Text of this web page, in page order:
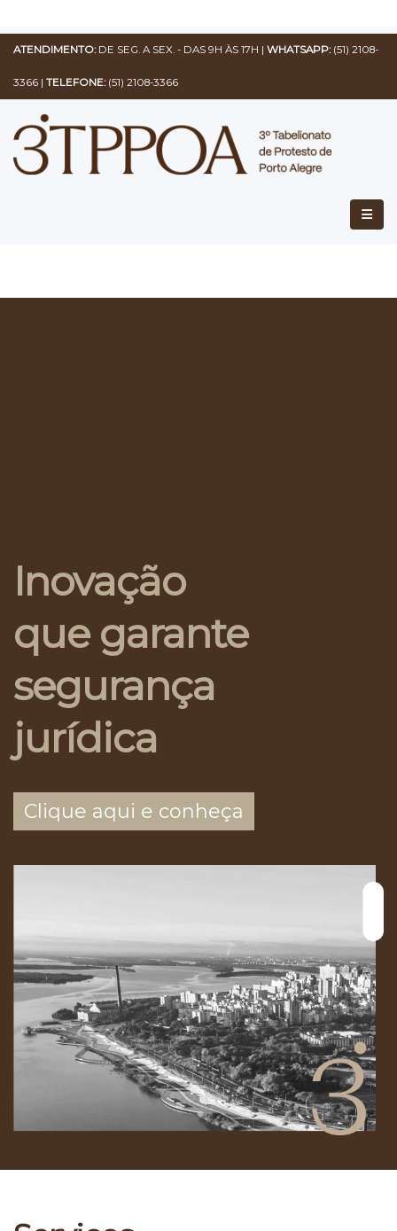
ATENDIMENTO:DE SEG. A SEX. - DAS 9H ÀS 17H | WHATSAPP:(51) 2108-
3366 | TELEFONE:(51) 2108-3366
Inovação
que garante
segurança
jurídica
Clique aqui e conheça